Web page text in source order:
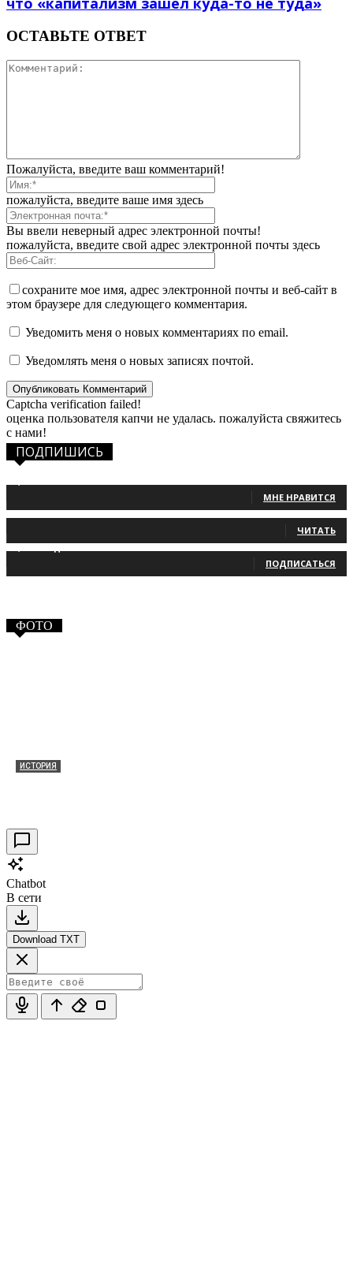
ОСТАВЬТЕ ОТВЕТ
Пожалуйста, введите ваш комментарий!
пожалуйста, введите ваше имя здесь
Вы ввели неверный адрес электронной почты!
пожалуйста, введите свой адрес электронной почты здесь
сохраните мое имя, адрес электронной почты и веб-сайт в
этом браузере для следующего комментария.
Уведомить меня о новых комментариях по email.
Уведомлять меня о новых записях почтой.
Captcha verification failed!
оценка пользователя капчи не удалась. пожалуйста свяжитесь
с нами!
ПОДПИШИСЬ
МНЕ НРАВИТСЯ
ЧИТАТЬ
ПОДПИСАТЬСЯ
ФОТО
ИСТОРИЯ
Chatbot
В сети
Download TXT